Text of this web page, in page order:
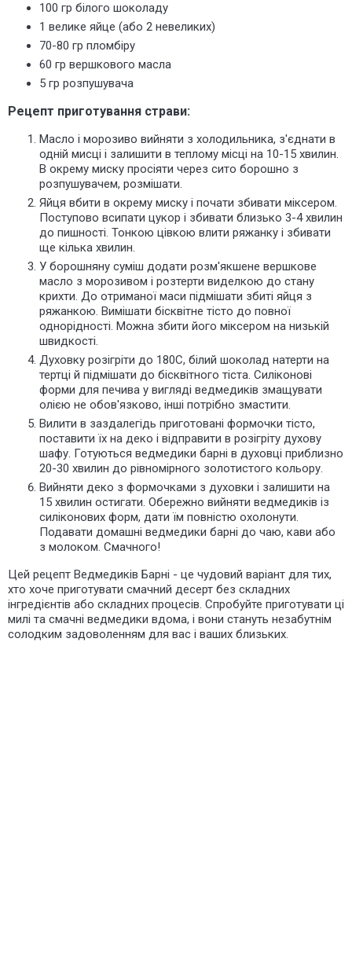
100 гр білого шоколаду
1 велике яйце (або 2 невеликих)
70-80 гр пломбіру
60 гр вершкового масла
5 гр розпушувача
Рецепт приготування страви:
Масло і морозиво вийняти з холодильника, з'єднати в
одній мисці і залишити в теплому місці на 10-15 хвилин.
В окрему миску просіяти через сито борошно з
розпушувачем, розмішати.
Яйця вбити в окрему миску і почати збивати міксером.
Поступово всипати цукор і збивати близько 3-4 хвилин
до пишності. Тонкою цівкою влити ряжанку і збивати
ще кілька хвилин.
У борошняну суміш додати розм'якшене вершкове
масло з морозивом і розтерти виделкою до стану
крихти. До отриманої маси підмішати збиті яйця з
ряжанкою. Вимішати бісквітне тісто до повної
однорідності. Можна збити його міксером на низькій
швидкості.
Духовку розігріти до 180С, білий шоколад натерти на
тертці й підмішати до бісквітного тіста. Силіконові
форми для печива у вигляді ведмедиків змащувати
олією не обов'язково, інші потрібно змастити.
Вилити в заздалегідь приготовані формочки тісто,
поставити їх на деко і відправити в розігріту духову
шафу. Готуються ведмедики барні в духовці приблизно
20-30 хвилин до рівномірного золотистого кольору.
Вийняти деко з формочками з духовки і залишити на
15 хвилин остигати. Обережно вийняти ведмедиків із
силіконових форм, дати їм повністю охолонути.
Подавати домашні ведмедики барні до чаю, кави або
з молоком. Смачного!
Цей рецепт Ведмедиків Барні - це чудовий варіант для тих,
хто хоче приготувати смачний десерт без складних
інгредієнтів або складних процесів. Спробуйте приготувати ці
милі та смачні ведмедики вдома, і вони стануть незабутнім
солодким задоволенням для вас і ваших близьких.